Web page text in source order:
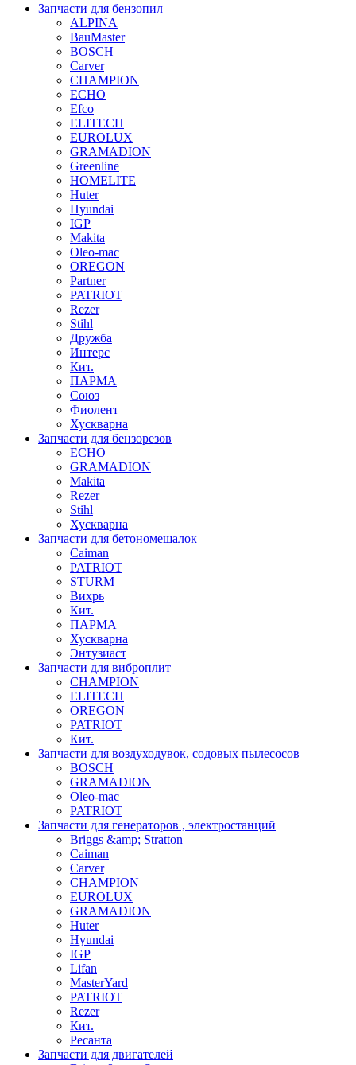
Запчасти для бензопил
ALPINA
BauMaster
BOSCH
Carver
CHAMPION
ECHO
Efco
ELITECH
EUROLUX
GRAMADION
Greenline
HOMELITE
Huter
Hyundai
IGP
Makita
Oleo-mac
OREGON
Partner
PATRIOT
Rezer
Stihl
Дружба
Интерс
Кит.
ПАРМА
Союз
Фиолент
Хускварна
Запчасти для бензорезов
ECHO
GRAMADION
Makita
Rezer
Stihl
Хускварна
Запчасти для бетономешалок
Caiman
PATRIOT
STURM
Вихрь
Кит.
ПАРМА
Хускварна
Энтузиаст
Запчасти для виброплит
CHAMPION
ELITECH
OREGON
PATRIOT
Кит.
Запчасти для воздуходувок, содовых пылесосов
BOSCH
GRAMADION
Oleo-mac
PATRIOT
Запчасти для генераторов , электростанций
Briggs &amp; Stratton
Caiman
Carver
CHAMPION
EUROLUX
GRAMADION
Huter
Hyundai
IGP
Lifan
MasterYard
PATRIOT
Rezer
Кит.
Ресанта
Запчасти для двигателей